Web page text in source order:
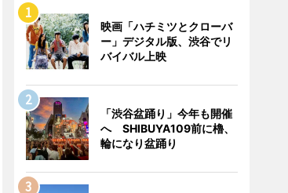
映画「ハチミツとクローバ
ー」デジタル版、渋谷でリ
バイバル上映
「渋谷盆踊り」今年も開催
へ SHIBUYA109前に櫓、
輪になり盆踊り